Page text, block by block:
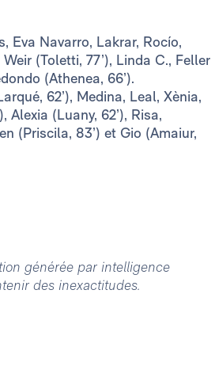
Eva Navarro, Lakrar, Rocío,
(Toletti, 77’), Linda C., Feller
(Athenea, 66’).
62’), Medina, Leal, Xènia,
Alexia (Luany, 62’), Risa,
(Priscila, 83’) et Gio (Amaiur,
générée par intelligence
des inexactitudes.